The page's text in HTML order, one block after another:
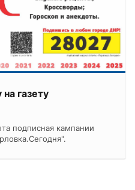
газету
подписная кампании